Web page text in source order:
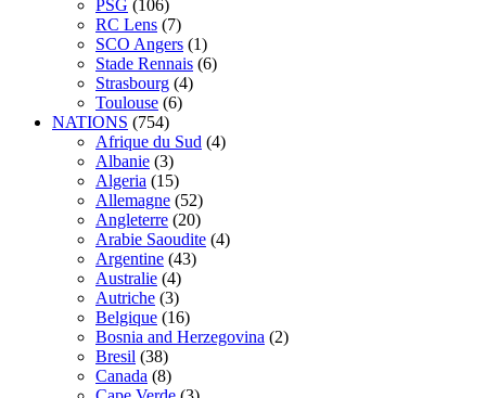
PSG (106)
RC Lens (7)
SCO Angers (1)
Stade Rennais (6)
Strasbourg (4)
Toulouse (6)
NATIONS (754)
Afrique du Sud (4)
Albanie (3)
Algeria (15)
Allemagne (52)
Angleterre (20)
Arabie Saoudite (4)
Argentine (43)
Australie (4)
Autriche (3)
Belgique (16)
Bosnia and Herzegovina (2)
Bresil (38)
Canada (8)